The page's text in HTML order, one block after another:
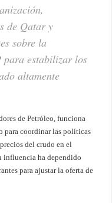
de Qatar y
sobre la
para estabilizar los
altamente
de Petróleo, funciona
para coordinar las políticas
del crudo en el
influencia ha dependido
para ajustar la oferta de